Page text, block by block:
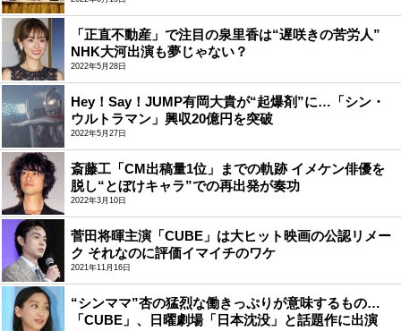
「正直不動産」で注目の泉里香は“遅咲きの苦労人”
NHK大河出演も夢じゃない？
2022年5月28日
Hey！Say！JUMP有岡大貴が“起爆剤”に…「シン・
ウルトラマン」興収20億円を突破
2022年5月27日
斎藤工「CM出稿量1位」までの軌跡 イメケン俳優を
脱し“とぼけキャラ”での再出発が奏功
2022年3月10日
菅田将暉主演「CUBE」は大ヒット映画の公認リメー
ク それなのに評価イマイチのワケ
2021年11月16日
“シンママ”杏の猛烈な働きっぷりが意味するもの…
「CUBE」、日曜劇場「日本沈没」と話題作に出演